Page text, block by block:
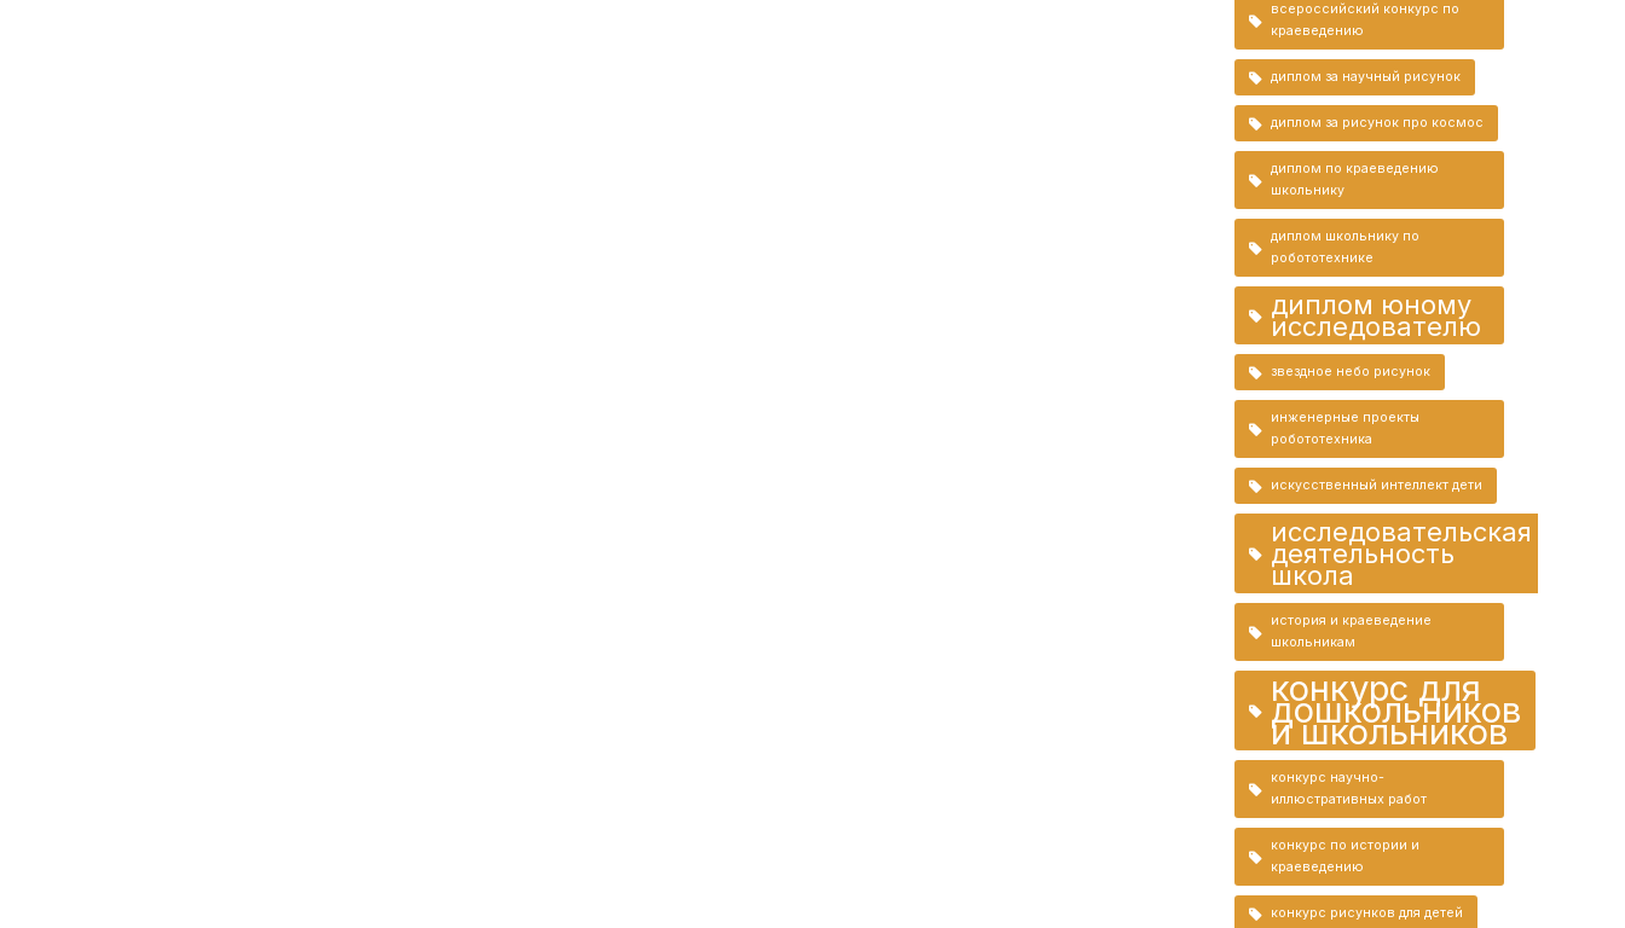
всероссийский конкурс по
краеведению
диплом за научный рисунок
диплом за рисунок про космос
диплом по краеведению
школьнику
диплом школьнику по
робототехнике
диплом юному
исследователю
звездное небо рисунок
инженерные проекты
робототехника
искусственный интеллект дети
исследовательская
деятельность
школа
история и краеведение
школьникам
конкурс для
дошкольников
и школьников
конкурс научно-
иллюстративных работ
конкурс по истории и
краеведению
конкурс рисунков для детей